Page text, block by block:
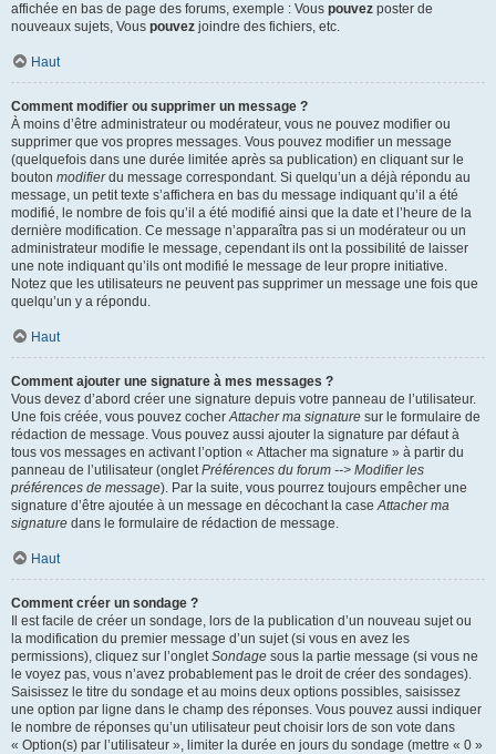
affichée en bas de page des forums, exemple : Vous pouvez poster de
nouveaux sujets, Vous pouvez joindre des fichiers, etc.
Haut
Comment modifier ou supprimer un message ?
À moins d’être administrateur ou modérateur, vous ne pouvez modifier ou
supprimer que vos propres messages. Vous pouvez modifier un message
(quelquefois dans une durée limitée après sa publication) en cliquant sur le
bouton modifierdu message correspondant. Si quelqu’un a déjà répondu au
message, un petit texte s’affichera en bas du message indiquant qu’il a été
modifié, le nombre de fois qu’il a été modifié ainsi que la date et l’heure de la
dernière modification. Ce message n’apparaîtra pas si un modérateur ou un
administrateur modifie le message, cependant ils ont la possibilité de laisser
une note indiquant qu’ils ont modifié le message de leur propre initiative.
Notez que les utilisateurs ne peuvent pas supprimer un message une fois que
quelqu’un y a répondu.
Haut
Comment ajouter une signature à mes messages ?
Vous devez d’abord créer une signature depuis votre panneau de l’utilisateur.
Une fois créée, vous pouvez cocherAttacher ma signature sur le formulaire de
rédaction de message. Vous pouvez aussi ajouter la signature par défaut à
tous vos messages en activant l’option « Attacher ma signature » à partir du
panneau de l’utilisateur (ongletPréférences du forum --> Modifier les
préférences de message). Par la suite, vous pourrez toujours empêcher une
signature d’être ajoutée à un message en décochant la caseAttacher ma
signature dans le formulaire de rédaction de message.
Haut
Comment créer un sondage ?
Il est facile de créer un sondage, lors de la publication d’un nouveau sujet ou
la modification du premier message d’un sujet (si vous en avez les
permissions), cliquez sur l’ongletSondage sous la partie message (si vous ne
le voyez pas, vous n’avez probablement pas le droit de créer des sondages).
Saisissez le titre du sondage et au moins deux options possibles, saisissez
une option par ligne dans le champ des réponses. Vous pouvez aussi indiquer
le nombre de réponses qu’un utilisateur peut choisir lors de son vote dans
« Option(s) par l’utilisateur », limiter la durée en jours du sondage (mettre « 0 »